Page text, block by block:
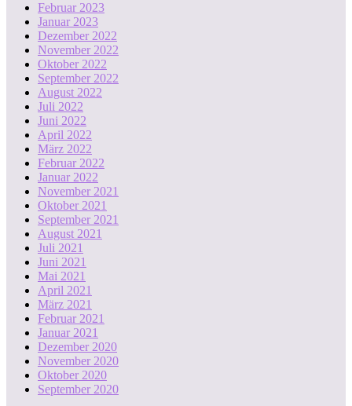
Februar 2023
Januar 2023
Dezember 2022
November 2022
Oktober 2022
September 2022
August 2022
Juli 2022
Juni 2022
April 2022
März 2022
Februar 2022
Januar 2022
November 2021
Oktober 2021
September 2021
August 2021
Juli 2021
Juni 2021
Mai 2021
April 2021
März 2021
Februar 2021
Januar 2021
Dezember 2020
November 2020
Oktober 2020
September 2020